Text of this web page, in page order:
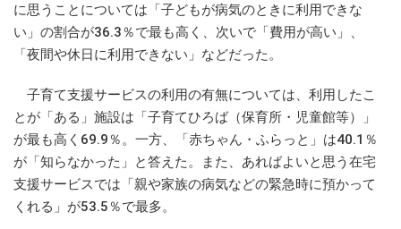
に思うことについては「子どもが病気のときに利用できな
い」の割合が36.3％で最も高く、次いで「費用が高い」、
「夜間や休日に利用できない」などだった。
子育て支援サービスの利用の有無については、利用したこ
とが「ある」施設は「子育てひろば（保育所・児童館等）」
が最も高く69.9％。一方、「赤ちゃん・ふらっと」は40.1％
が「知らなかった」と答えた。また、あればよいと思う在宅
支援サービスでは「親や家族の病気などの緊急時に預かって
くれる」が53.5％で最多。